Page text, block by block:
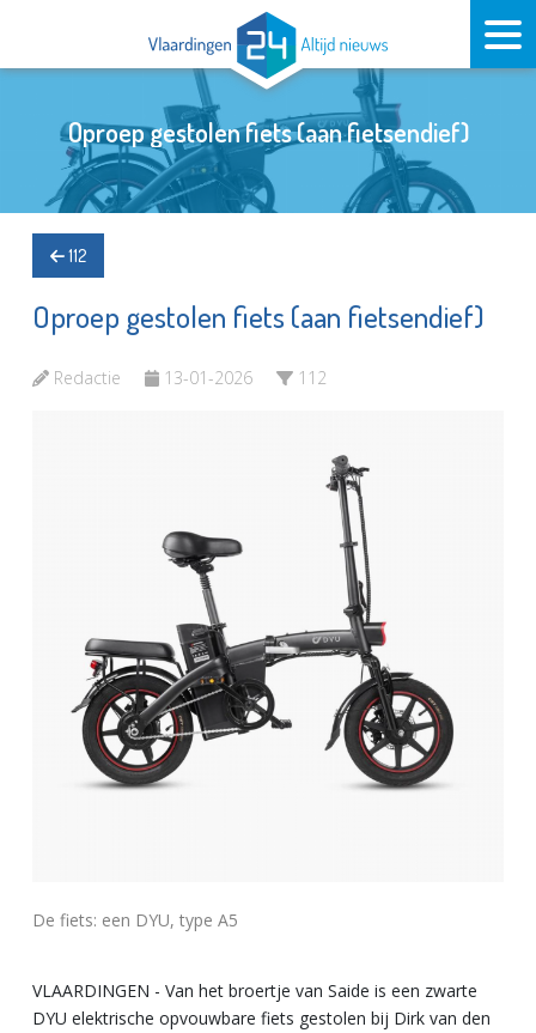
Oproep gestolen fiets (aan fietsendief)
112
Oproep gestolen fiets (aan fietsendief)
Redactie 13-01-2026 112
De fiets: een DYU, type A5
VLAARDINGEN - Van het broertje van Saide is een zwarte
DYU elektrische opvouwbare fiets gestolen bij Dirk van den